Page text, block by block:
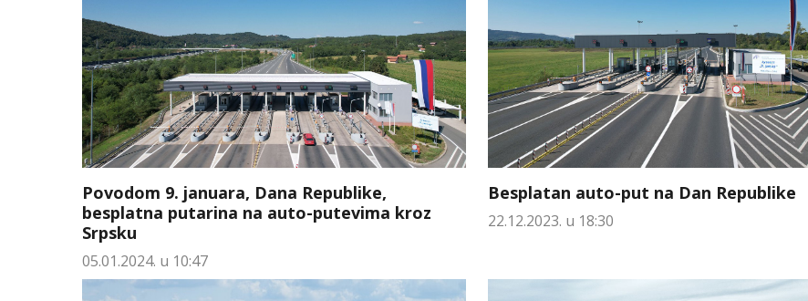
Povodom 9. januara, Dana Republike,
besplatna putarina na auto-putevima kroz
Srpsku
05.01.2024. u 10:47
Besplatan auto-put na Dan Republike
22.12.2023. u 18:30